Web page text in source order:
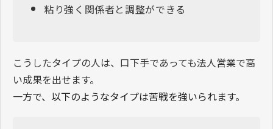
粘り強く関係者と調整ができる
こ うしたタイプの人は、口下手であっても法人営業で高
い成果を出せます。
一方で、以下のようなタイプは苦戦を強いられます。